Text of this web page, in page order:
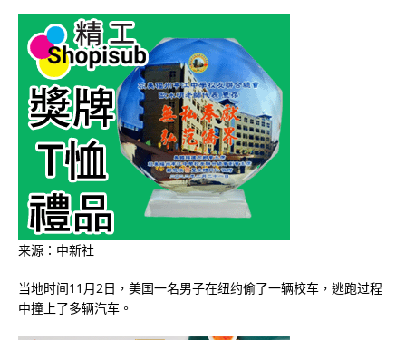
来源：中新社
当地时间11月2日，美国一名男子在纽约偷了一辆校车，逃跑过程
中撞上了多辆汽车。